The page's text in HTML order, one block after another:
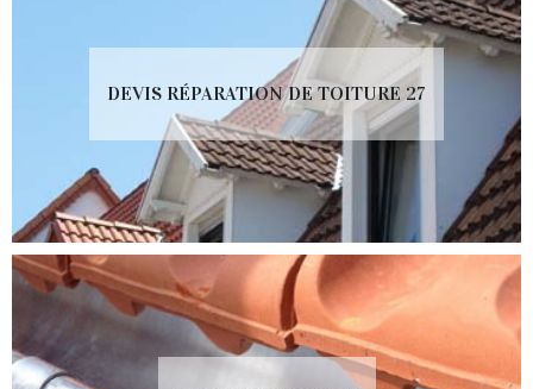
DEVIS RÉPARATION DE TOITURE 27